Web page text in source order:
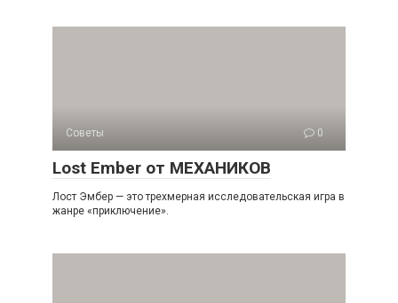
Советы 0
Lost Ember от МЕХАНИКОВ
Лост Эмбер — это трехмерная исследовательская игра в
жанре «приключение».